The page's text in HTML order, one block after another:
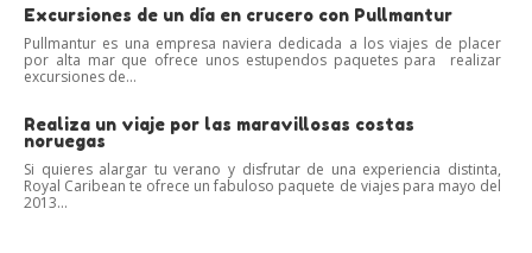
Excursiones de un día en crucero con Pullmantur
Pullmantur es una empresa naviera dedicada a los viajes de placer
por alta mar que ofrece unos estupendos paquetes para realizar
excursiones de...
Realiza un viaje por las maravillosas costas
noruegas
Si quieres alargar tu verano y disfrutar de una experiencia distinta,
Royal Caribean te ofrece un fabuloso paquete de viajes para mayo del
2013...